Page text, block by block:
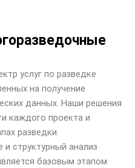
услуг по разведке
на получение
данных. Наши решения
каждого проекта и
разведки.
и структурный анализ
базовым этапом